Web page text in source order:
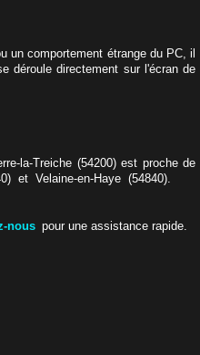
un comportement étrange du PC, il
déroule directement sur l'écran de
la-Treiche (54200) est proche de
et Velaine-en-Haye (54840).
nous pour une assistance rapide.